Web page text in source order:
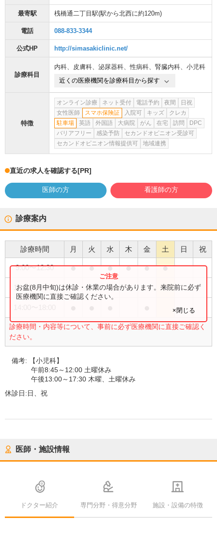
最寄駅 桟橋通二丁目駅(駅から北西に約120m)
電話 088-833-3344
公式HP http://simasakiclinic.net/
診療科目
内科、 皮膚科、 泌尿器科、性病科、 腎臓内科、 小児科
近くの医療機関を診療科目から探す
特徴
オンライン診療 ネット受付 電話予約 夜間
日祝
女性医師
スマホ保険証 入院可 キッズ
クレカ
駐車場
英語 外国語 大病院 がん 在宅 訪問
DPC
バリアフリー
感染予防
セカンドオピニオン受診可
セカンドオピニオン情報提供可
地域連携
直近の求人を確認する[PR]
医師の方 看護師の方
診療案内
診療時間 月 火 水 木 金 土 日 祝
9:00〜12:30 ● ● ● ● ● ●
14:00〜16:00 ●
診療時間・内容等について、事前に必ず医療機関に直接ご確認く
ださい。
お盆(8月中旬)は休診・休業の場合があります。来院前に必ず
医療機関に直接ご確認ください。
×閉じる
備考:
【小児科】
午前8:45～12:00 土曜休み
午後13:00～17:30 木曜、土曜休み
休診日:日、祝
医師・施設情報
ドクター紹介 専門分野・得意分野 施設・設備の特徴